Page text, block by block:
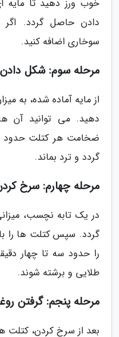
خوب ورز دهید تا
دادن حاصل گردد. اگر
سوخاری اضافه کنید.
مرحله سوم: شکل
از مایه آماده شده، به
دهید. می توانید آن
ضخامت هر کتلت حدود
گردد و ترد بماند.
مرحله چهارم: سرخ
در یک تابه نچسب،
گردد. سپس کتلت ها را
را حدود سه تا چهار
طلایی و برشته شوند.
مرحله پنجم: گرفتن
بعد از سرخ کردن، کتلت